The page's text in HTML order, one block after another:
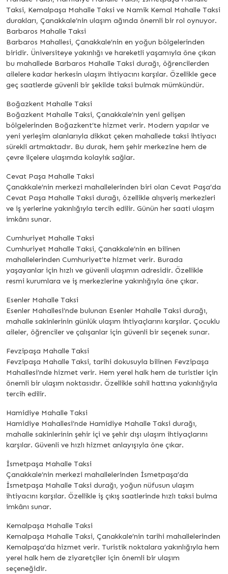
Taksi, Kemalpaşa Mahalle Taksi ve Namik Kemal Mahalle Taksi
durakları, Çanakkale’nin ulaşım ağında önemli bir rol oynuyor.
Barbaros Mahalle Taksi
Barbaros Mahallesi, Çanakkale’nin en yoğun bölgelerinden
biridir. Üniversiteye yakınlığı ve hareketli yaşamıyla öne çıkan
bu mahallede Barbaros Mahalle Taksi durağı, öğrencilerden
ailelere kadar herkesin ulaşım ihtiyacını karşılar. Özellikle gece
geç saatlerde güvenli bir şekilde taksi bulmak mümkündür.
Boğazkent Mahalle Taksi
Boğazkent Mahalle Taksi, Çanakkale’nin yeni gelişen
bölgelerinden Boğazkent’te hizmet verir. Modern yapılar ve
yeni yerleşim alanlarıyla dikkat çeken mahallede taksi ihtiyacı
sürekli artmaktadır. Bu durak, hem şehir merkezine hem de
çevre ilçelere ulaşımda kolaylık sağlar.
Cevat Paşa Mahalle Taksi
Çanakkale’nin merkezi mahallelerinden biri olan Cevat Paşa’da
Cevat Paşa Mahalle Taksi durağı, özellikle alışveriş merkezleri
ve iş yerlerine yakınlığıyla tercih edilir. Günün her saati ulaşım
imkânı sunar.
Cumhuriyet Mahalle Taksi
Cumhuriyet Mahalle Taksi, Çanakkale’nin en bilinen
mahallelerinden Cumhuriyet’te hizmet verir. Burada
yaşayanlar için hızlı ve güvenli ulaşımın adresidir. Özellikle
resmi kurumlara ve iş merkezlerine yakınlığıyla öne çıkar.
Esenler Mahalle Taksi
Esenler Mahallesi’nde bulunan Esenler Mahalle Taksi durağı,
mahalle sakinlerinin günlük ulaşım ihtiyaçlarını karşılar. Çocuklu
aileler, öğrenciler ve çalışanlar için güvenli bir seçenek sunar.
Fevzipaşa Mahalle Taksi
Fevzipaşa Mahalle Taksi, tarihi dokusuyla bilinen Fevzipaşa
Mahallesi’nde hizmet verir. Hem yerel halk hem de turistler için
önemli bir ulaşım noktasıdır. Özellikle sahil hattına yakınlığıyla
tercih edilir.
Hamidiye Mahalle Taksi
Hamidiye Mahallesi’nde Hamidiye Mahalle Taksi durağı,
mahalle sakinlerinin şehir içi ve şehir dışı ulaşım ihtiyaçlarını
karşılar. Güvenli ve hızlı hizmet anlayışıyla öne çıkar.
İsmetpaşa Mahalle Taksi
Çanakkale’nin merkezi mahallelerinden İsmetpaşa’da
İsmetpaşa Mahalle Taksi durağı, yoğun nüfusun ulaşım
ihtiyacını karşılar. Özellikle iş çıkış saatlerinde hızlı taksi bulma
imkânı sunar.
Kemalpaşa Mahalle Taksi
Kemalpaşa Mahalle Taksi, Çanakkale’nin tarihi mahallelerinden
Kemalpaşa’da hizmet verir. Turistik noktalara yakınlığıyla hem
yerel halk hem de ziyaretçiler için önemli bir ulaşım
seçeneğidir.